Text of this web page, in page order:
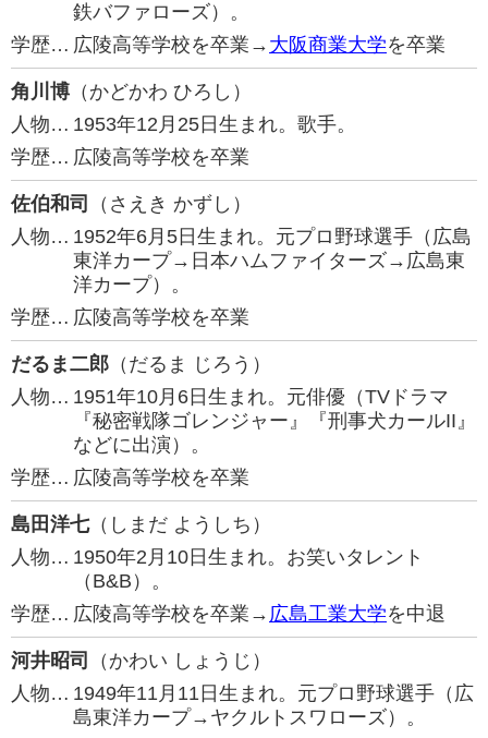
鉄バファローズ）。
学歴… 広陵高等学校を卒業→ 大阪商業大学を卒業
角川博 （かどかわ ひろし）
人物… 1953年12月25日生まれ。歌手。
学歴… 広陵高等学校を卒業
佐伯和司
（さえき かずし）
人物… 1952年6月5日生まれ。元プロ野球選手（広島
東洋カープ→日本ハムファイターズ→広島東
洋カープ）。
学歴… 広陵高等学校を卒業
だるま二郎 （だるま じろう）
人物… 1951年10月6日生まれ。元俳優（TVドラマ
『秘密戦隊ゴレンジャー』『刑事犬カールII』
などに出演）。
学歴… 広陵高等学校を卒業
島田洋七（しまだ ようしち）
人物… 1950年2月10日生まれ。お笑いタレント
（B&B）。
学歴… 広陵高等学校を卒業→ 広島工業大学を中退
河井昭司
（かわい しょうじ）
人物… 1949年11月11日生まれ。元プロ野球選手（広
島東洋カープ→ヤクルトスワローズ）。